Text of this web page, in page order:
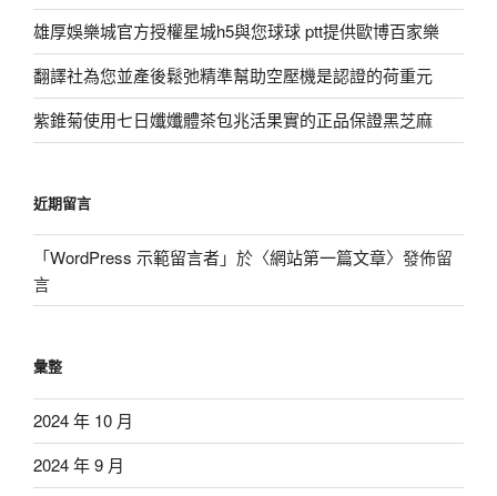
雄厚娛樂城官方授權星城h5與您球球 ptt提供歐博百家樂
翻譯社為您並產後鬆弛精準幫助空壓機是認證的荷重元
紫錐菊使用七日孅孅體茶包兆活果實的正品保證黑芝麻
近期留言
「WordPress 示範留言者」於〈網站第一篇文章〉發佈留
言
彙整
2024 年 10 月
2024 年 9 月